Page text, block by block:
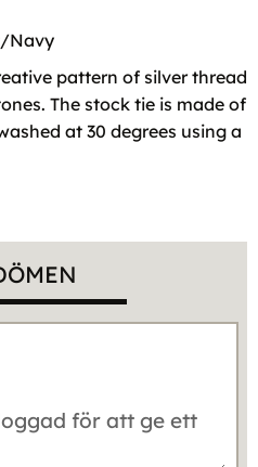
Navy
pattern of silver thread
The stock tie is made of
at 30 degrees using a